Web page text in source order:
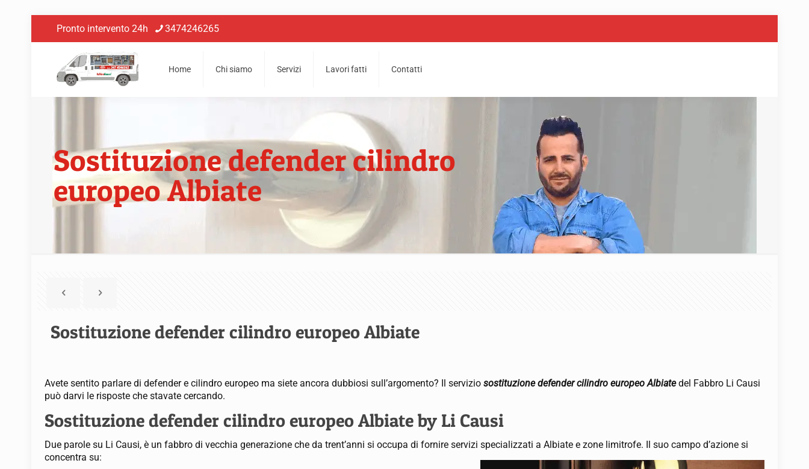
Pronto intervento 24h 3474246265
Home Chi siamo Servizi Lavori fatti Contatti
Sostituzione defender cilindro
europeo Albiate
Sostituzione defender cilindro europeo Albiate
Avete sentito parlare di defender e cilindro europeo ma siete ancora dubbiosi sull’argomento? Il serviziosostituzione defender cilindro europeo Albiatedel Fabbro Li Causi
può darvi le risposte che stavate cercando.
Sostituzione defender cilindro europeo Albiate by Li Causi
Due parole su Li Causi, è un fabbro di vecchia generazione che da trent’anni si occupa di fornire servizi specializzati a Albiate e zone limitrofe. Il suo campo d’azione si
concentra su: